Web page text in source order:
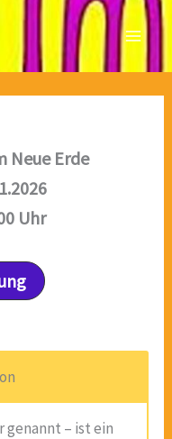
Neue Erde
Uhr
genannt – ist ein